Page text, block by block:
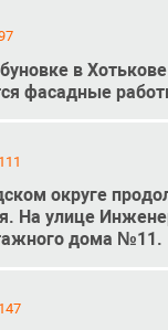
в
фасадные
111
округе
На улице
дома №11.
147